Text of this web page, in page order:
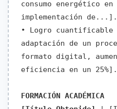
consumo energético
implementación de...].
• Logro
adaptación de un
formato digital,
eficiencia en un 25%].
FORMACIÓN ACADÉMICA